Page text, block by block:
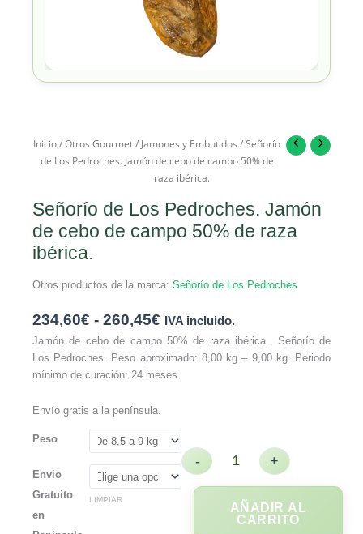
Inicio/Otros Gourmet/ Jamones y Embutidos / Señorío
de Los Pedroches. Jamón de cebo de campo 50% de
raza ibérica.
Señorío de Los Pedroches. Jamón
de cebo de campo 50% de raza
ibérica.
Otros productos de la marca: Señorío de Los Pedroches
234,60€ - 260,45€ IVA incluido.
Jamón de cebo de campo 50% de raza ibérica.. Señorío de
Los Pedroches. Peso aproximado: 8,00 kg – 9,00 kg. Periodo
mínimo de curación: 24 meses.
Envío gratis a la península.
Peso
Envio
Gratuito
en
LIMPIAR
- +
AÑADIR AL
CARRITO